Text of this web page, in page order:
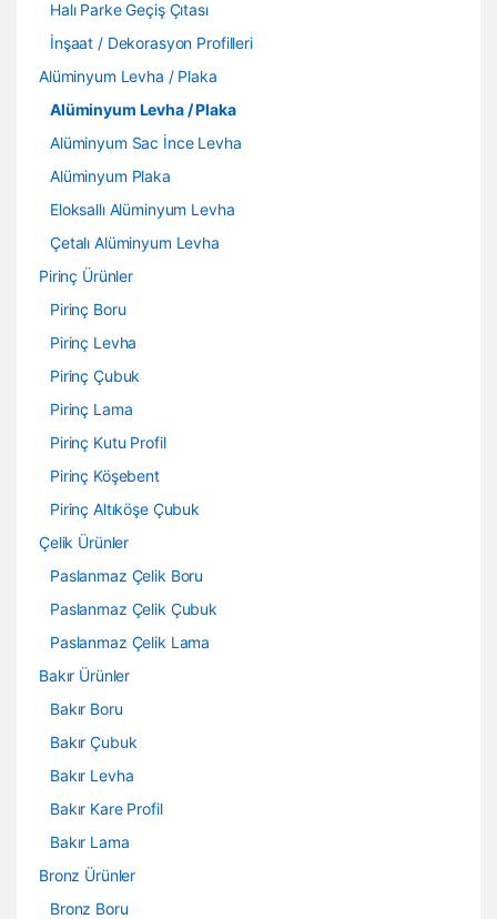
Halı Parke Geçiş Çıtası
İnşaat / Dekorasyon Profilleri
Alüminyum Levha / Plaka
Alüminyum Levha / Plaka
Alüminyum Sac İnce Levha
Alüminyum Plaka
Eloksallı Alüminyum Levha
Çetalı Alüminyum Levha
Pirinç Ürünler
Pirinç Boru
Pirinç Levha
Pirinç Çubuk
Pirinç Lama
Pirinç Kutu Profil
Pirinç Köşebent
Pirinç Altıköşe Çubuk
Çelik Ürünler
Paslanmaz Çelik Boru
Paslanmaz Çelik Çubuk
Paslanmaz Çelik Lama
Bakır Ürünler
Bakır Boru
Bakır Çubuk
Bakır Levha
Bakır Kare Profil
Bakır Lama
Bronz Ürünler
Bronz Boru